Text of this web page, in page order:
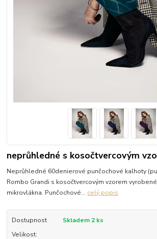
neprůhledné s kosočtvercovým
Neprůhledné 60denierové punčochové kalhoty
Rombo Grandi s kosočtvercovým vzorem
mikrovlákna. Punčochové... celý popis
Dostupnost
Skladem 2 ks
Velikost: